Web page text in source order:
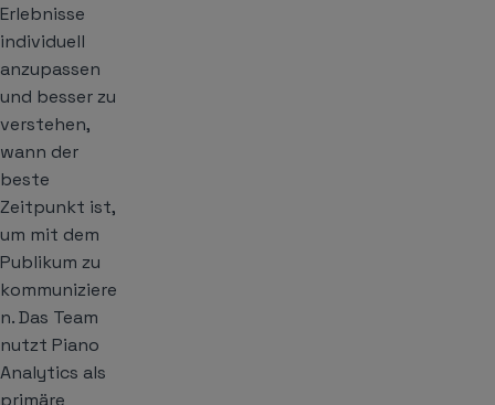
Erlebnisse
individuell
anzupassen
und besser zu
verstehen,
wann der
beste
Zeitpunkt ist,
um mit dem
Publikum zu
kommuniziere
n. Das Team
nutzt Piano
Analytics als
primäre